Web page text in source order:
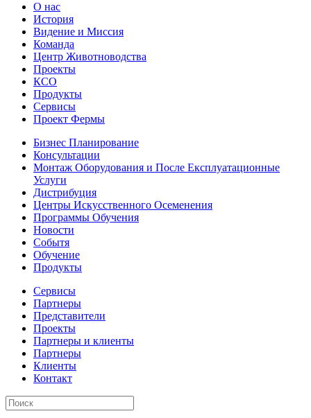
О нас
История
Видение и Миссия
Команда
Центр Животноводства
Проекты
КCО
Продукты
Сервисы
Проект Фермы
Бизнес Планирование
Консультации
Монтаж Оборудования и После Експлуатационные
Услуги
Дистрибуция
Центры Искусственного Осеменения
Программы Обучения
Новости
Событя
Обучение
Продукты
Сервисы
Партнеры
Представители
Проекты
Партнеры и клиенты
Партнеры
Клиенты
Контакт